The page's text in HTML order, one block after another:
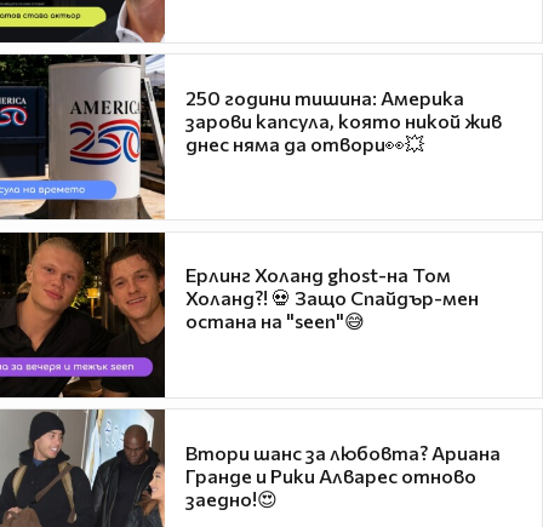
250 години тишина: Америка
зарови капсула, която никой жив
днес няма да отвори👀💥
Ерлинг Холанд ghost-на Том
Холанд?! 💀 Защо Спайдър-мен
остана на "seen"😅
Втори шанс за любовта? Ариана
Гранде и Рики Алварес отново
заедно!😍